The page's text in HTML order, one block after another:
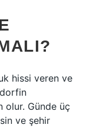
hissi veren ve
olur. Günde üç
ve şehir